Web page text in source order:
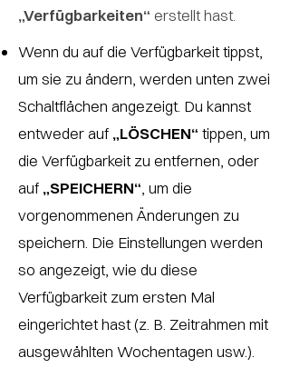
„Verfügbarkeiten“ erstellt hast.
Wenn du auf die Verfügbarkeit tippst,
um sie zu ändern, werden unten zwei
Schaltflächen angezeigt. Du kannst
entweder auf „LÖSCHEN“ tippen, um
die Verfügbarkeit zu entfernen, oder
auf „SPEICHERN“ , um die
vorgenommenen Änderungen zu
speichern. Die Einstellungen werden
so angezeigt, wie du diese
Verfügbarkeit zum ersten Mal
eingerichtet hast (z. B. Zeitrahmen mit
ausgewählten Wochentagen usw.).